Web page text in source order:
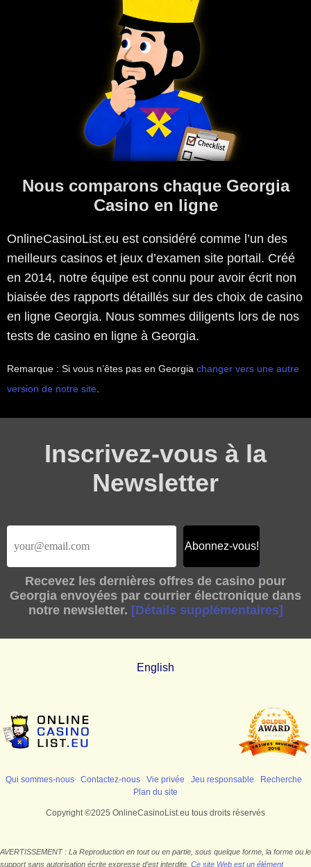
Nous comparons chaque Georgia
Casino en ligne
OnlineCasinoList.eu est considéré comme l’un des
meilleurs casinos et jeux d’examen site portail. Créé
en 2014, notre équipe est connu pour avoir écrit non
biaisée des rapports détaillés sur des choix de casino
en ligne Georgia. Nous sommes diligents lors de nos
tests de casino en ligne à Georgia.
Remarque : Si vous n’êtes pas en Georgia changer vers une autre
version de notre site
Inscrivez-vous à la
Newsletter
Recevez les dernières offres de casino pour
Georgia envoyées par courrier électronique dans
notre newsletter. [Détails supplémentaires]
English
Qui sommes-nous Contactez-nous Vie privée Jeu responsable
Recherche
Plan du site
Copyright ©2025 OnlineCasinoList.eu tous droits réservés
AVERTISSEMENT : La Reproduction en tout ou en partie, sous quelque forme, la forme ou le
support sans autorisation écrite expresse d’est interdite. Ce site Web est un élément